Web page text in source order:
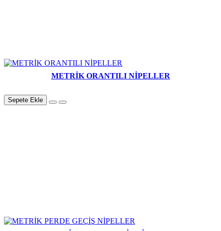
METRİK ORANTILI NİPELLER
Sepete Ekle